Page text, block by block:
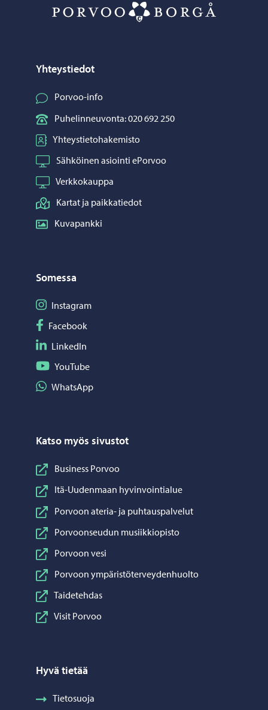
Yhteystiedot
Porvoo-info
Puhelinneuvonta: 020 692 250
Yhteystietohakemisto
Sähköinen asiointi ePorvoo
Verkkokauppa
Kartat ja paikkatiedot
Kuvapankki
Somessa
Seuraa Instagram
Instagram
Seuraa Facebook
Facebook
Seuraa LinkedIn
LinkedIn
Seuraa YouTube
YouTube
Jaa WhatsApp
WhatsApp
Katso myös sivustot
Business Porvoo
Itä-Uudenmaan hyvinvointialue
Porvoon ateria- ja puhtauspalvelut
Porvoonseudun musiikkiopisto
Porvoon vesi
Porvoon ympäristöterveydenhuolto
Taidetehdas
Visit Porvoo
Hyvä tietää
Tietosuoja